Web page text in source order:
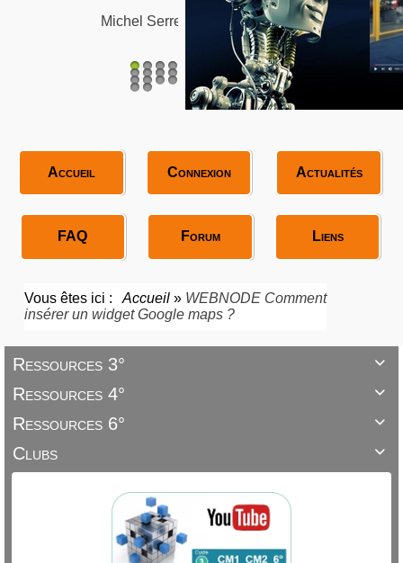
Michel Serres
Proverbe Amérindien /
Antoine de St-Exupéry
1 2 3 4
6 7 8 9 10
1112 15
Accueil Connexion Actualités
FAQ Forum Liens
Vous êtes ici : Accueil » WEBNODE Comment
insérer un widget Google maps ?

Ressources 3°

Ressources 4°

Ressources 6°

Clubs